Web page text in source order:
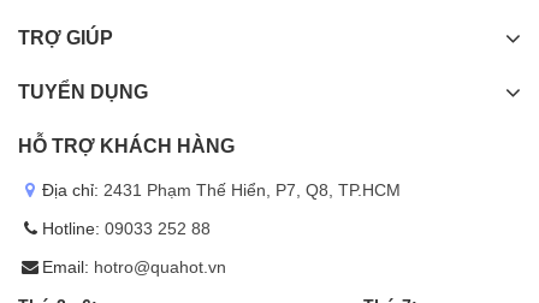
TRỢ GIÚP
TUYỂN DỤNG
HỖ TRỢ KHÁCH HÀNG
Địa chỉ: 2431 Phạm Thế Hiển, P7, Q8, TP.HCM
Hotline: 09033 252 88
Email: hotro@quahot.vn